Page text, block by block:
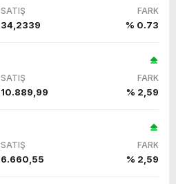
SATIŞ FARK
34,2339 % 0.73
SATIŞ FARK
10.889,99 % 2,59
SATIŞ FARK
6.660,55 % 2,59